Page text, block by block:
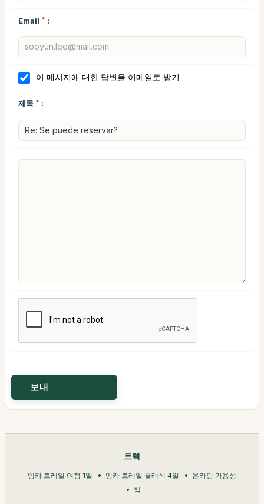
Email * :
이 메시지에 대한 답변을 이메일로 받기
제목 * :
트렉
잉카 트레일 여정 1일 잉카 트레일 클래식 4일
온라인 가용성
책